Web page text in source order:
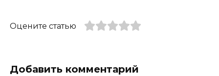
Оцените статью
Добавить комментарий